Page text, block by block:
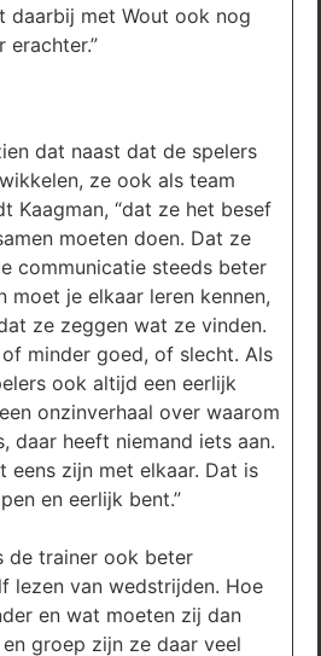
daarbij met Wout ook nog
erachter.”
dat naast dat de spelers
ze ook als team
Kaagman, “dat ze het besef
moeten doen. Dat ze
communicatie steeds beter
moet je elkaar leren kennen,
ze zeggen wat ze vinden.
minder goed, of slecht. Als
ook altijd een eerlijk
onzinverhaal over waarom
daar heeft niemand iets aan.
eens zijn met elkaar. Dat is
en eerlijk bent.”
de trainer ook beter
lezen van wedstrijden. Hoe
en wat moeten zij dan
groep zijn ze daar veel